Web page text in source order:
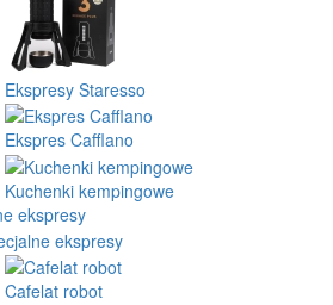
Ekspresy Staresso
Ekspres Cafflano
Kuchenki kempingowe
ekspresy
Cafelat robot